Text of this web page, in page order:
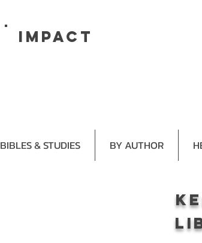
impact
BIBLES & STUDIES BY AUTHOR